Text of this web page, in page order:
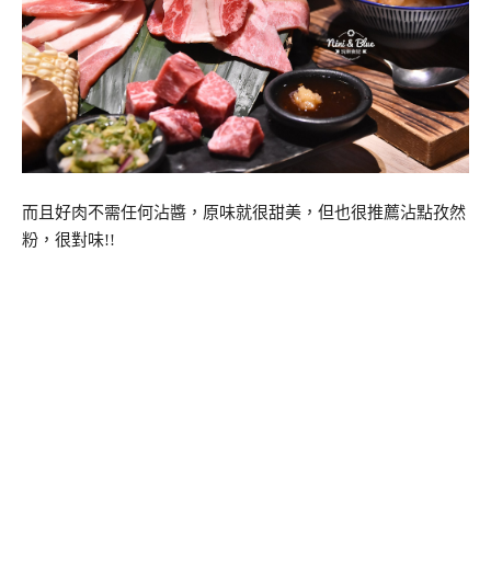
而且好肉不需任何沾醬，原味就很甜美，但也很推薦沾點孜然
粉，很對味!!